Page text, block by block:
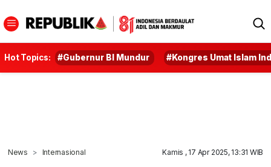
Hot Topics: #Gubernur BI Mundur #Kongres Umat Islam
News Internasional Kamis , 17 Apr 2025, 13:31 WIB